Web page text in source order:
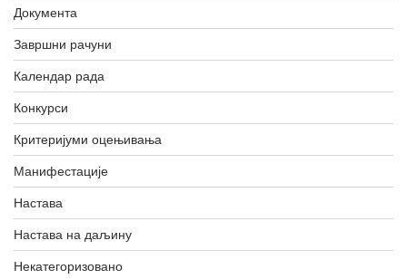
Документа
Завршни рачуни
Календар рада
Конкурси
Критеријуми оцењивања
Манифестације
Настава
Настава на даљину
Некатегоризовано